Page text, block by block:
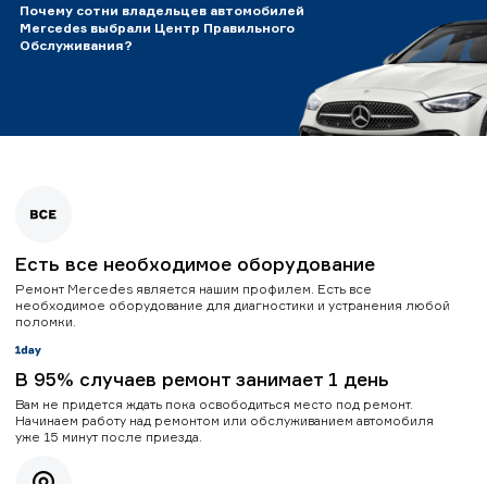
Почему сотни владельцев автомобилей
Mercedes выбрали Центр Правильного
Обслуживания?
Есть все необходимое оборудование
Ремонт Mercedes является нашим профилем. Есть все
необходимое оборудование для диагностики и устранения любой
поломки.
В 95% случаев ремонт занимает 1 день
Вам не придется ждать пока освободиться место под ремонт.
Начинаем работу над ремонтом или обслуживанием автомобиля
уже 15 минут после приезда.